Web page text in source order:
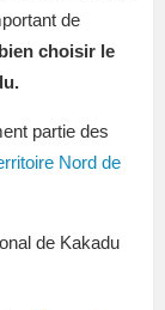
de
choisir le
partie des
Nord de
de Kakadu